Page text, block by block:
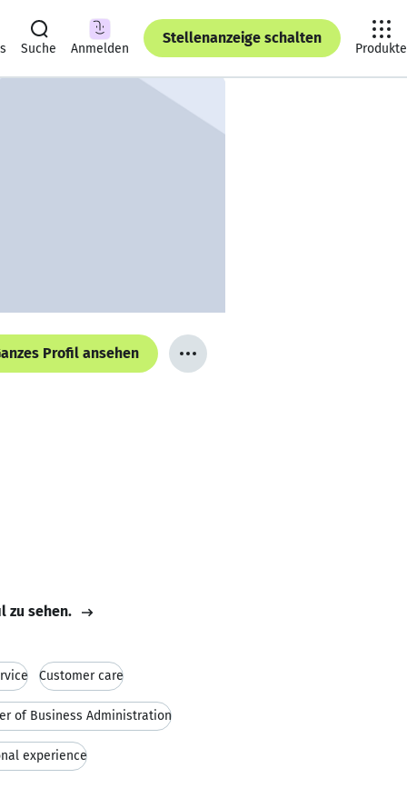
Suche Anmelden
Stellenanzeige schalten
Produkte
Profil ansehen
zu sehen.
Customer care
of Business Administration
experience